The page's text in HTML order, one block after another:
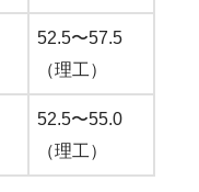
52.5〜57.5
（理工）
52.5〜55.0
（理工）